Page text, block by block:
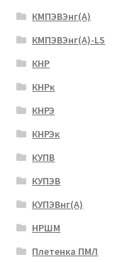
КМПЭВЭнг(А)
КМПЭВЭнг(А)-LS
КНР
КНРк
КНРЭ
КНРЭк
КУПВ
КУПЭВ
КУПЭВнг(А)
НРШМ
Плетенка ПМЛ